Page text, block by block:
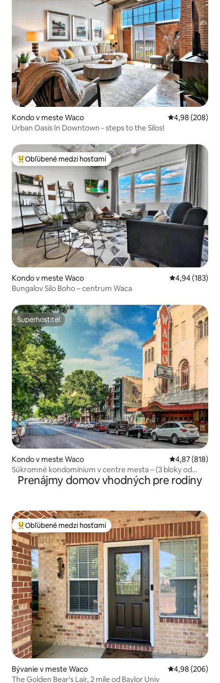
Kondo v meste Waco Priemerné
4,98 (208)
Urban Oasis In Downtown - steps to the Silos!
Najobľúbenejšie medzi hosťami
Obľúbené medzi hosťami
Kondo v meste Waco Priemerné
4,94 (183)
Bungalov Silo Boho – centrum Waca
Superhostiteľ
Superhostiteľ
Kondo v meste Waco Priemerné
4,87 (818)
Súkromné kondomínium v centre mesta – (3 bloky od
Magnolie!)
Prenájmy domov vhodných pre rodiny
Najobľúbenejšie medzi hosťami
Obľúbené medzi hosťami
Bývanie v meste Waco Priemerné
4,98 (206)
The Golden Bear's Lair, 2 míle od Baylor Univ